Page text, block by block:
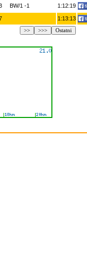
BW/1 -1 1:12:19
1:13:13
Ostatni
>>>
>>